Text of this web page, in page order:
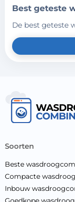
best geteste
de best geteste
soorten
Beste
Compacte
Inbouw